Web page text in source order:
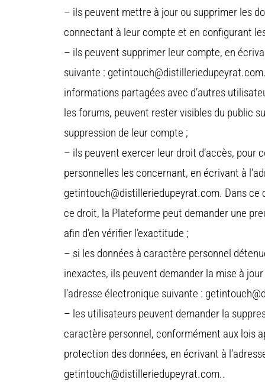
– ils peuvent mettre à jour ou supprimer les
connectant à leur compte et en configurant
– ils peuvent supprimer leur compte, en
suivante :
informations partagées avec d’autres
les forums, peuvent rester visibles du public
suppression de leur compte ;
– ils peuvent exercer leur droit d’accès, pour
personnelles les concernant, en écrivant à
getintouch@distilleriedupeyrat.com. Dans ce
ce droit, la Plateforme peut demander une
afin d’en vérifier l’exactitude ;
– si les données à caractère personnel
inexactes, ils peuvent demander la mise à
l’adresse électronique suivante :
– les utilisateurs peuvent demander la
caractère personnel, conformément aux lois
protection des données, en écrivant à
getintouch@distilleriedupeyrat.com..